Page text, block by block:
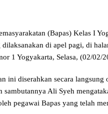
(Bapas) Kelas I
dilaksanakan di apel pagi, di
1 Yogyakarta, Selasa, (02/02/
ini diserahkan secara
sambutannya Ali Syeh
pegawai Bapas yang telah